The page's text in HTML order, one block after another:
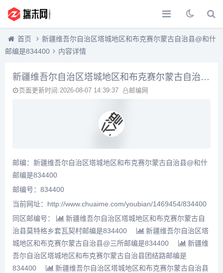
首页
新疆维吾尔自治区塔城地区和布克赛尔蒙古自治县@和什
邮编是834400
内容详情
新疆维吾尔自治区塔城地区和布克赛尔蒙古自治县@和什邮编是834400
页面更新时间:2026-08-07 14:39:37 邮编网
邮编：新疆维吾尔自治区塔城地区和布克赛尔蒙古自治县@和什
邮编是834400
邮编号：834400
当前网址：http://www.chuaime.com/youbian/1469454/834400
同区邮编号：
新疆维吾尔自治区塔城地区和布克赛尔蒙古自
治县莫特格乡套瓦契村邮编是834400
新疆维吾尔自治区塔
城地区和布克赛尔蒙古自治县@三所邮编是834400
新疆维
吾尔自治区塔城地区和布克赛尔蒙古自治县团结路邮编是
834400
新疆维吾尔自治区塔城地区和布克赛尔蒙古自治县